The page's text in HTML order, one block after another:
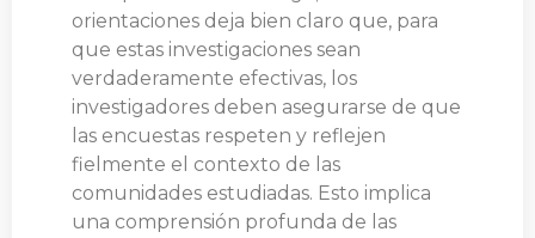
orientaciones deja bien claro que, para
que estas investigaciones sean
verdaderamente efectivas, los
investigadores deben asegurarse de que
las encuestas respeten y reflejen
fielmente el contexto de las
comunidades estudiadas. Esto implica
una comprensión profunda de las